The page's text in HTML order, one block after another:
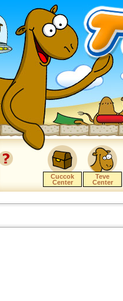
Cuccok
Center
Teve
Center